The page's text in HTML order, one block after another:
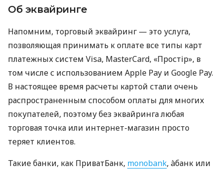
Об эквайринге
Напомним, торговый эквайринг — это услуга,
позволяющая принимать к оплате все типы карт
платежных систем Visa, MasterCard, «Простір», в
том числе с использованием Apple Pay и Google Pay.
В настоящее время расчеты картой стали очень
распространенным способом оплаты для многих
покупателей, поэтому без эквайринга любая
торговая точка или интернет-магазин просто
теряет клиентов.
Такие банки, как ПриватБанк, monobank, àбанк или